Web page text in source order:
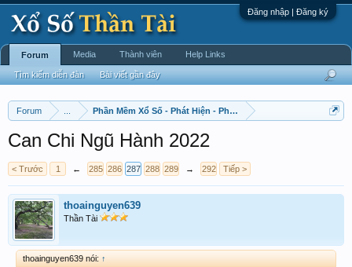
Đăng nhập | Đăng ký
Forum Phần Mềm Xổ Số - Phát Hiện - Phát Triển
Can Chi Ngũ Hành 2022
< Trước 1 ← 285 286 287 288 289 → 292 Tiếp >
thoainguyen639
Thần Tài
thoainguyen639 nói: ↑
Forum
Tìm kiếm diễn đàn Bài viết gần đây
Media Thành viên Help Links